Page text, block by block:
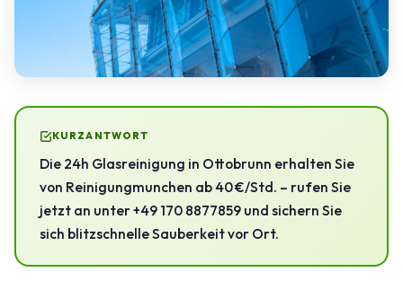
KURZANTWORT
Die 24h Glasreinigung in Ottobrunn erhalten Sie
von Reinigungmunchen ab 40 €/Std. – rufen Sie
jetzt an unter +49 170 8877859 und sichern Sie
sich blitzschnelle Sauberkeit vor Ort.